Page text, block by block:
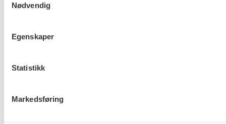
Nødvendig
Egenskaper
Statistikk
Markedsføring
høyere utdanning kan jobbe i Nav. Komplekse og
skjønnsutøvelse og relasjonelt oppfølgingsarbeid
Flere saker